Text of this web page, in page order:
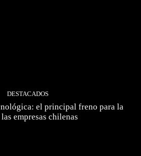
DESTACADOS
el principal freno para la
empresas chilenas